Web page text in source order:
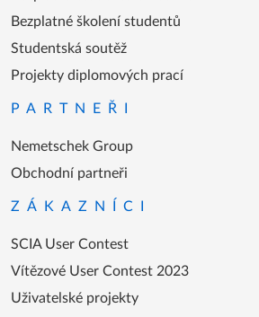
Bezplatné školení studentů
Studentská soutěž
Projekty diplomových prací
PARTNEŘI
Nemetschek Group
Obchodní partneři
ZÁKAZNÍCI
SCIA User Contest
Vítězové User Contest 2023
Uživatelské projekty